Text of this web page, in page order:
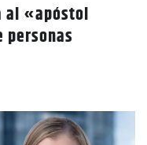
al «apóstol